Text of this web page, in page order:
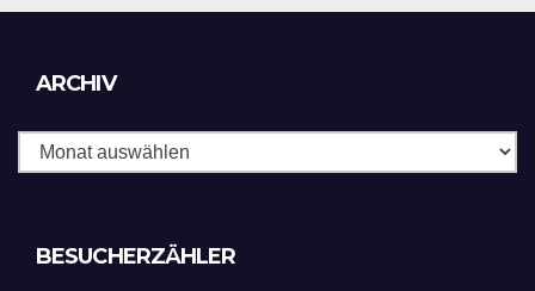
ARCHIV
BESUCHERZÄHLER